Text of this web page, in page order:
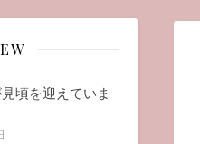
頃を迎えていま